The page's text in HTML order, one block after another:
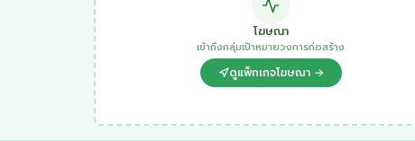
โฆษณา
เข้าถึงกลุ่มเป้าหมายวงการก่อสร้าง
ดูแพ็กเกจโฆษณา →